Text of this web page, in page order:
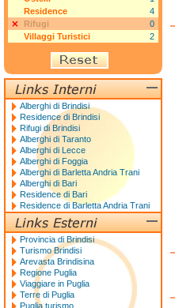
Residence
4
Rifugi
0
Villaggi Turistici
2
Alberghi di Brindisi
Residence di Brindisi
Rifugi di Brindisi
Alberghi di Taranto
Alberghi di Lecce
Alberghi di Foggia
Alberghi di Barletta Andria Trani
Alberghi di Bari
Residence di Bari
Residence di Barletta Andria Trani
Provincia di Brindisi
Turismo Brindisi
Arevasta Brindisina
Regione Puglia
Viaggiare in Puglia
Terre di Puglia
Puglia turismo